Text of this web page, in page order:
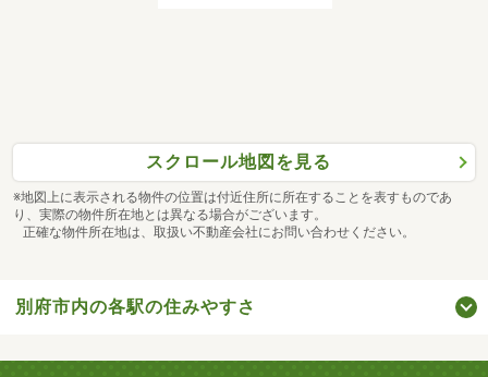
スクロール地図を見る
※地図上に表示される物件の位置は付近住所に所在することを表すものであ
り、実際の物件所在地とは異なる場合がございます。
正確な物件所在地は、取扱い不動産会社にお問い合わせください。
別府市内の各駅の住みやすさ